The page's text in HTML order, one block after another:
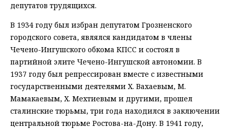
депутатов трудящихся.
В 1934 году был избран депутатом Грозненского
городского совета, являлся кандидатом в члены
Чечено-Ингушского обкома КПСС и состоял в
партийной элите Чечено-Ингушской автономии. В
1937 году был репрессирован вместе с известными
государственными деятелями Х. Вахаевым, М.
Мамакаевым, Х. Мехтиевым и другими, прошел
сталинские тюрьмы, три года находился в заключении
центральной тюрьме Ростова-на-Дону. В 1941 году,